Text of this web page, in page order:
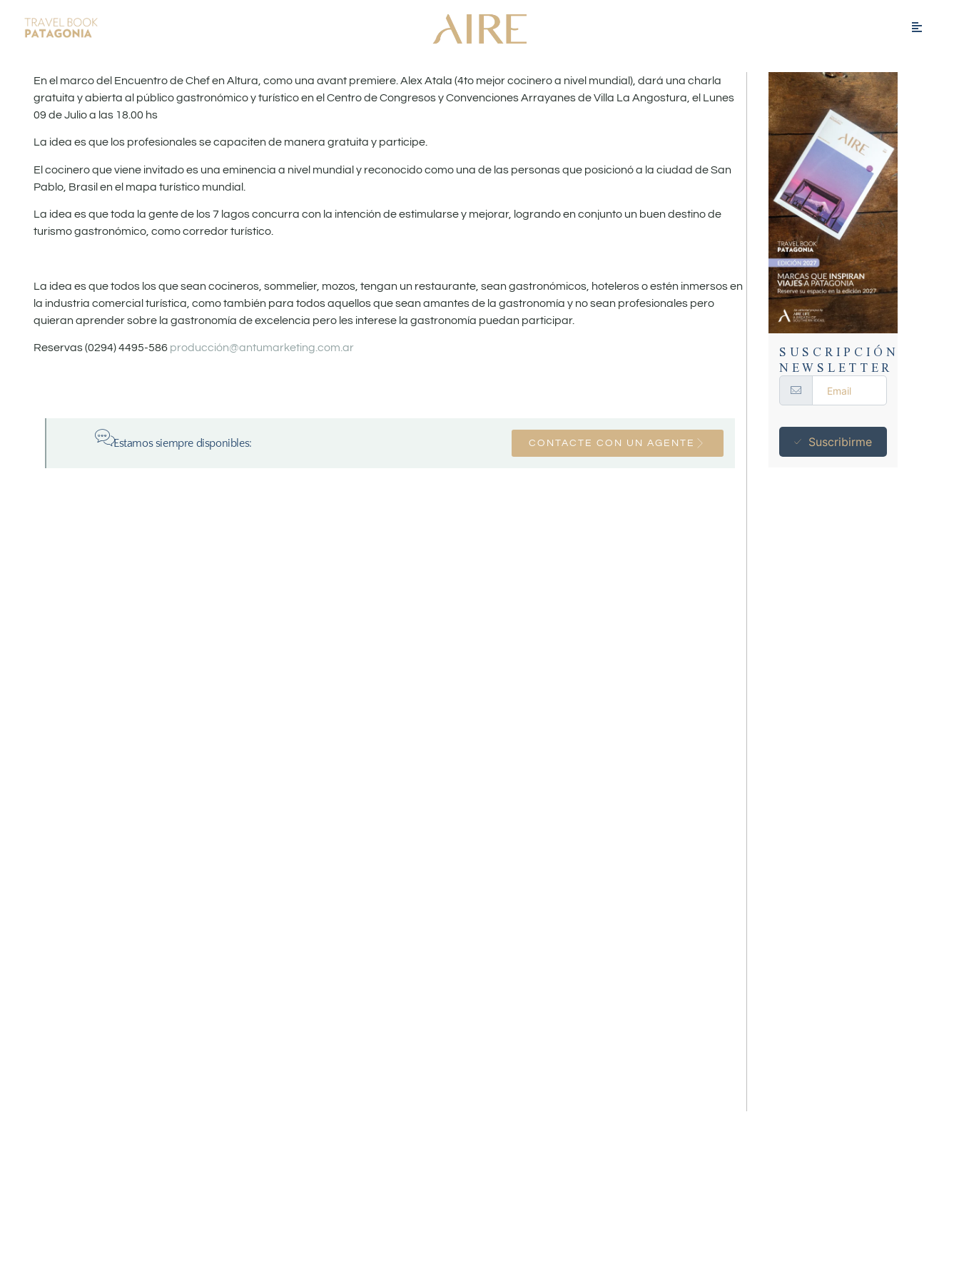
En el marco del Encuentro de Chef en Altura, como una avant premiere. Alex Atala (4to mejor cocinero a nivel mundial), dará una charla
gratuita y abierta al público gastronómico y turístico en el Centro de Congresos y Convenciones Arrayanes de Villa La Angostura, el Lunes
09 de Julio a las 18.00 hs
La idea es que los profesionales se capaciten de manera gratuita y participe.
El cocinero que viene invitado es una eminencia a nivel mundial y reconocido como una de las personas que posicionó a la ciudad de San
Pablo, Brasil en el mapa turístico mundial.
La idea es que toda la gente de los 7 lagos concurra con la intención de estimularse y mejorar, logrando en conjunto un buen destino de
turismo gastronómico, como corredor turístico.
La idea es que todos los que sean cocineros, sommelier, mozos, tengan un restaurante, sean gastronómicos, hoteleros o estén inmersos en
la industria comercial turística, como también para todos aquellos que sean amantes de la gastronomía y no sean profesionales pero
quieran aprender sobre la gastronomía de excelencia pero les interese la gastronomía puedan participar.
Reservas (0294) 4495-586 producción@antumarketing.com.ar
Estamos siempre disponibles: CONTACTE CON UN AGENTE
SUSCRIPCIÓN
NEWSLETTER
Suscribirme